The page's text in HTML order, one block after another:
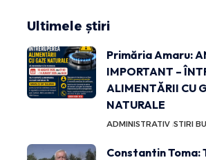
Ultimele știri
Primăria Amaru:
IMPORTANT –
ALIMENTĂRII CU
NATURALE
ADMINISTRATIV STIRI
Constantin Toma: